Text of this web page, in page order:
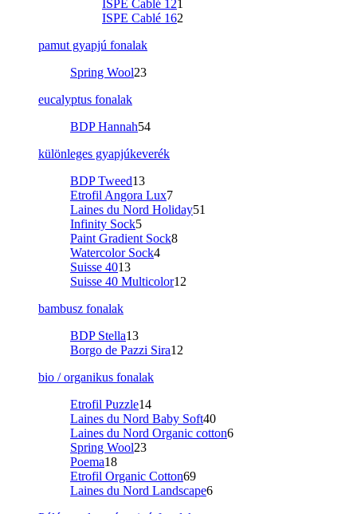
ISPE Cablé 121
ISPE Cablé 162
pamut gyapjú fonalak
Spring Wool23
eucalyptus fonalak
BDP Hannah54
különleges gyapjúkeverék
BDP Tweed13
Etrofil Angora Lux7
Laines du Nord Holiday51
Infinity Sock5
Paint Gradient Sock8
Watercolor Sock4
Suisse 4013
Suisse 40 Multicolor12
bambusz fonalak
BDP Stella13
Borgo de Pazzi Sira12
bio / organikus fonalak
Etrofil Puzzle14
Laines du Nord Baby Soft40
Laines du Nord Organic cotton6
Spring Wool23
Poema18
Etrofil Organic Cotton69
Laines du Nord Landscape6